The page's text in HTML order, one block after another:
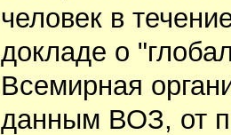
человек в
докладе о
Всемирная
данным ВОЗ, от